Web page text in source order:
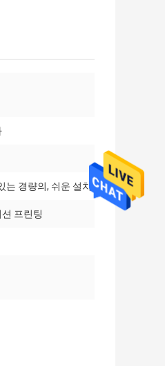
는 경량의, 쉬운 설치
프린팅